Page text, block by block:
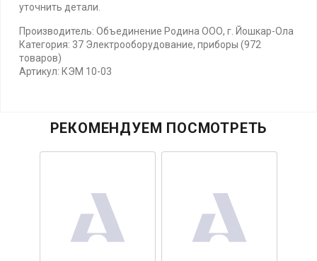
уточнить детали.
Производитель: Объединение Родина ООО, г. Йошкар-Ола
Категория: 37 Электрооборудование, приборы (972
товаров)
Артикул: КЭМ 10-03
РЕКОМЕНДУЕМ ПОСМОТРЕТЬ